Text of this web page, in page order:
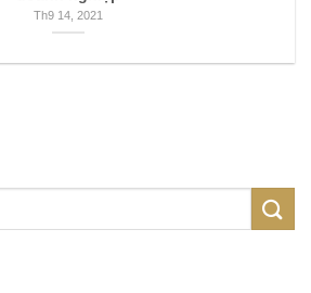
Th9 14, 2021